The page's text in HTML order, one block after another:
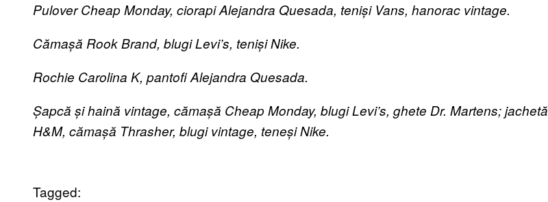
Pulover Cheap Monday, ciorapi Alejandra Quesada, teniși Vans, hanorac vintage.
Cămașă Rook Brand, blugi Levi’s, teniși Nike.
Rochie Carolina K, pantofi Alejandra Quesada.
Șapcă și haină vintage, cămașă Cheap Monday, blugi Levi’s, ghete Dr. Martens; jachetă
H&M, cămașă Thrasher, blugi vintage, teneși Nike.
Tagged: